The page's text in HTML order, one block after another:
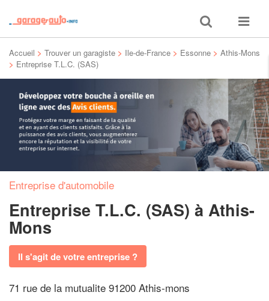
Toggle
search
Toggle
Accueil > Trouver un garagiste > Ile-de-France > Essonne > Athis-Mons
> Entreprise T.L.C. (SAS)
Entreprise d'automobile
Entreprise T.L.C. (SAS) à Athis-
Mons
Il s'agit de votre entreprise ?
71 rue de la mutualite 91200 Athis-mons